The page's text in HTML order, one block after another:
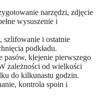
narzędzi, zdjęcie
wysuszenie i
szlifowanie i ostatnie
podkładu.
pasów, klejenie pierwszego
zależności od wielkości
do kilkunastu godzin.
kontrola spoin i